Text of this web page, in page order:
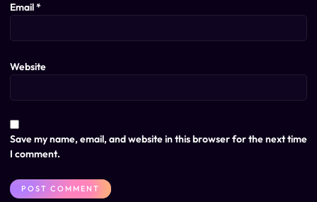
Email*
Website
Save my name, email, and website in this browser for the next time
I comment.